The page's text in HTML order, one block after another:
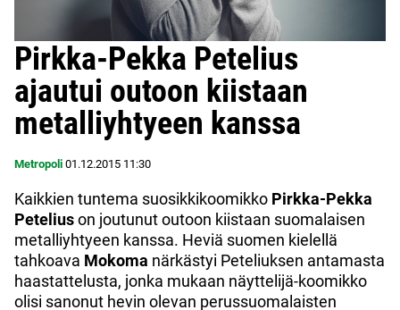
Pirkka-Pekka Petelius
ajautui outoon kiistaan
metalliyhtyeen kanssa
Metropoli 01.12.2015 11:30
Kaikkien tuntema suosikkikoomikko Pirkka-Pekka
Peteliuson joutunut outoon kiistaan suomalaisen
metalliyhtyeen kanssa. Heviä suomen kielellä
tahkoava Mokoma närkästyi Peteliuksen antamasta
haastattelusta, jonka mukaan näyttelijä-koomikko
olisi sanonut hevin olevan perussuomalaisten